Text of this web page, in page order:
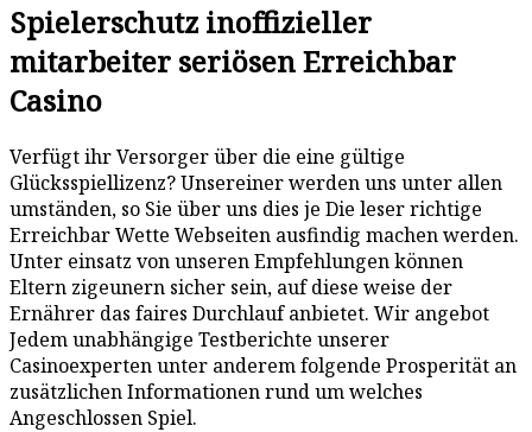
Spielerschutz inoffizieller
mitarbeiter seriösen Erreichbar
Casino
Verfügt ihr Versorger über die eine gültige
Glücksspiellizenz? Unsereiner werden uns unter allen
umständen, so Sie über uns dies je Die leser richtige
Erreichbar Wette Webseiten ausfindig machen werden.
Unter einsatz von unseren Empfehlungen können
Eltern zigeunern sicher sein, auf diese weise der
Ernährer das faires Durchlauf anbietet. Wir angebot
Jedem unabhängige Testberichte unserer
Casinoexperten unter anderem folgende Prosperität an
zusätzlichen Informationen rund um welches
Angeschlossen Spiel.